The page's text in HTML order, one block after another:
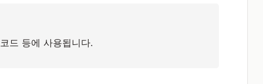
드 등에 사용됩니다.